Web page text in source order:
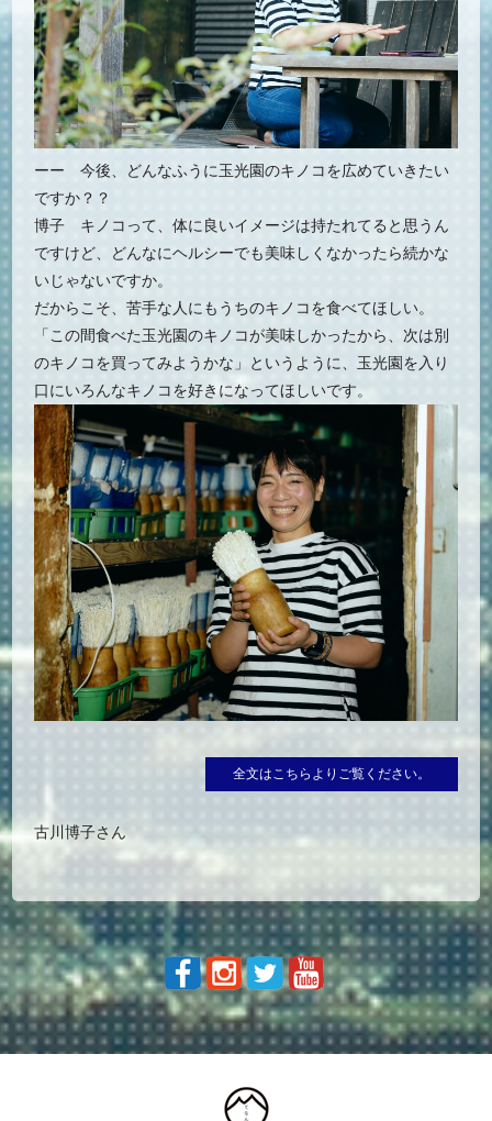
ーー 今後、どんなふうに玉光園のキノコを広めていきたい
ですか？？
博子 キノコって、体に良いイメージは持たれてると思うん
ですけど、どんなにヘルシーでも美味しくなかったら続かな
いじゃないですか。
だからこそ、苦手な人にもうちのキノコを食べてほしい。
「この間食べた玉光園のキノコが美味しかったから、次は別
のキノコを買ってみようかな」というように、玉光園を入り
口にいろんなキノコを好きになってほしいです。
全文はこちらよりご覧ください。
古川博子さん